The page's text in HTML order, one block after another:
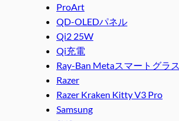
ProArt
QD-OLEDパネル
Qi2 25W
Qi充電
Ray-Ban Metaスマートグラス
Razer
Razer Kraken Kitty V3 Pro
Samsung